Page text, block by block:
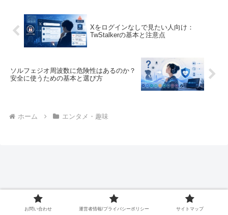
たしてその真相はどうなのでしょ
うか？この記事では、「亀を飼う
Xをログインなしで見たい人向け：
TwStalkerの基本と注意点
ソルフェジオ周波数に危険性はあるのか？
安全に使うための基本と選び方
ホーム エンタメ・趣味
お問い合わせ 運営者情報/プライバシーポリシー サイトマップ